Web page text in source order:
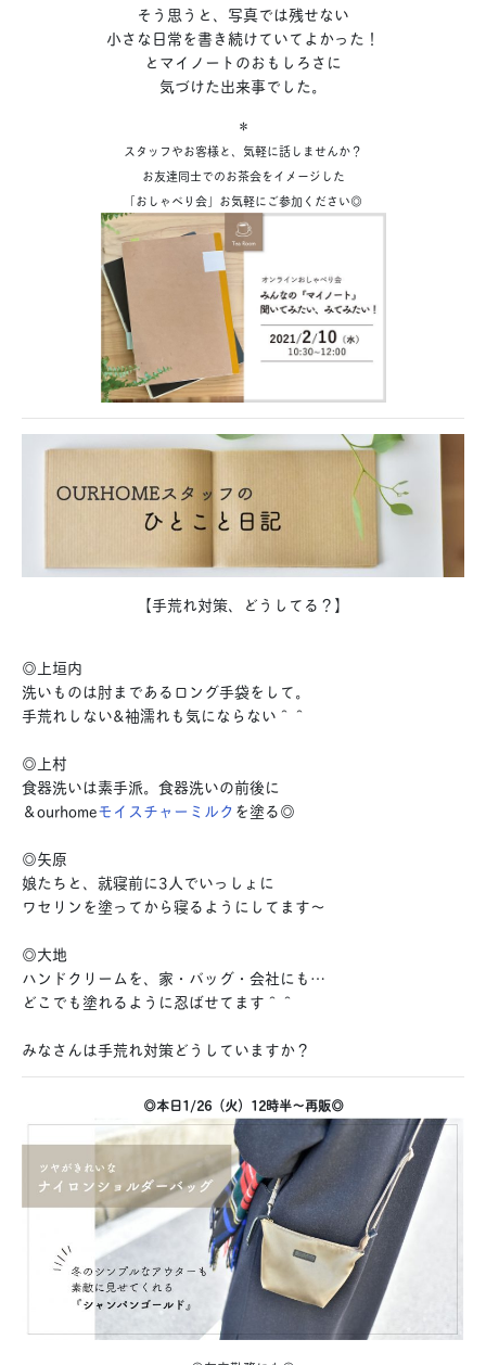
そう思うと、写真では残せない
小さな日常を書き続けていてよかった！
とマイノートのおもしろさに
気づけた出来事でした。
＊
スタッフやお客様と、気軽に話しませんか？
お友達同士でのお茶会をイメージした
「おしゃべり会」お気軽にご参加ください◎
【手荒れ対策、どうしてる？】
◎上垣内
洗いものは肘まであるロング手袋をして。
手荒れしない&袖濡れも気にならない＾＾
◎上村
食器洗いは素手派。食器洗いの前後に
＆ourhomeモイスチャーミルク を塗る◎
◎矢原
娘たちと、就寝前に3人でいっしょに
ワセリンを塗ってから寝るようにしてます〜
◎大地
ハンドクリームを、家・バッグ・会社にも…
どこでも塗れるように忍ばせてます＾＾
みなさんは手荒れ対策どうしていますか？
◎本日1/26（火）12時半〜再販◎